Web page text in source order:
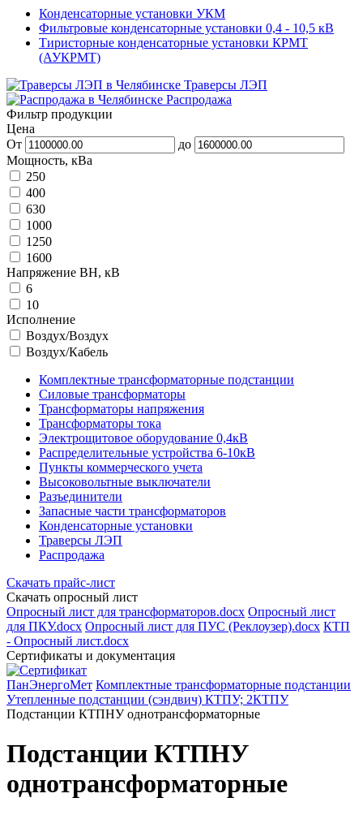
Конденсаторные установки УКМ
Фильтровые конденсаторные установки 0,4 - 10,5 кВ
Тиристорные конденсаторные установки КРМТ
(АУКРМТ)
Траверсы ЛЭП
Распродажа
Фильтр продукции
Цена
От
до
Мощность, кВа
250
400
630
1000
1250
1600
Напряжение ВН, кВ
6
10
Исполнение
Воздух/Воздух
Воздух/Кабель
Комплектные трансформаторные подстанции
Силовые трансформаторы
Трансформаторы напряжения
Трансформаторы тока
Электрощитовое оборудование 0,4кВ
Распределительные устройства 6-10кВ
Пункты коммерческого учета
Высоковольтные выключатели
Разъединители
Запасные части трансформаторов
Конденсаторные установки
Траверсы ЛЭП
Распродажа
Скачать прайс-лист
Скачать опросный лист
Опросный лист для трансформаторов.docx Опросный лист
для ПКУ.docx Опросный лист для ПУС (Реклоузер).docx КТП
- Опросный лист.docx
Сертификаты и документация
ПанЭнергоМет Комплектные трансформаторные подстанции
Утепленные подстанции (сэндвич) КТПУ; 2КТПУ
Подстанции КТПНУ однотрансформаторные
Подстанции КТПНУ
однотрансформаторные